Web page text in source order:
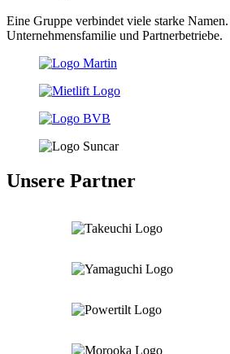
Eine Gruppe verbindet viele starke
Unternehmensfamilie und Partnerbetriebe.
Unsere Partner